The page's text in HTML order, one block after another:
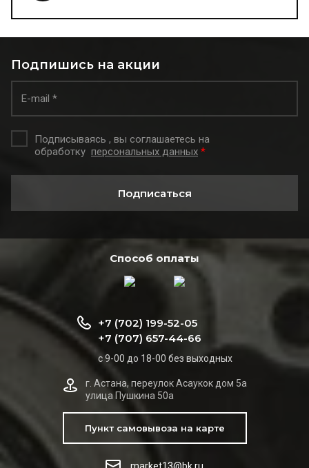
Подпишись на акции
Подписываясь , вы соглашаетесь на
обработку персональных данных *
Подписаться
Способ оплаты
+7 (702) 199-52-05
+7 (707) 657-44-66
с 9-00 до 18-00 без выходных
г. Астана, переулок Асаукок дом 5а
улица Пушкина 50а
Пункт самовывоза на карте
market13@bk.ru